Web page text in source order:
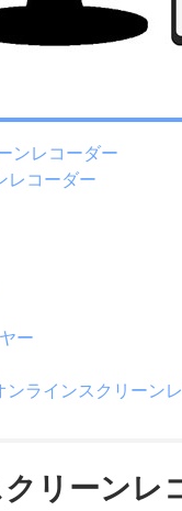
ンレコーダー
レコーダー
ー
ラインスクリーン
リーンレ